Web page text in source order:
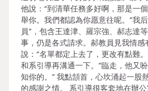
他說：“到清華任務多好啊，那是一
舉你。我們都認為你愿意往呢。”我
員”，包含王達津、羅宗強、郝志達
事，仍是各式請求。郝教員見我情
說：“名單都定上去了，更改有點難
和系引導再溝通一下。”臨走，他又
知你的。” 我點頷首，心坎涌起一股
的感謝之情。 系引導很客套地在辦